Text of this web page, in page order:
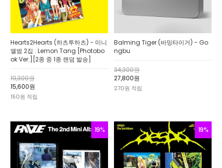
Hearts2Hearts (하츠투하츠) - 미니
앨범 2집 : Lemon Tang [Photobo
ok Ver.][2종 중 1종 랜덤 발송]
19,300원
15,600원
150원 적립
Balming Tiger (바밍타이거) - Go
ngbu
34,300원
27,800원
270원 적립
19% 19%